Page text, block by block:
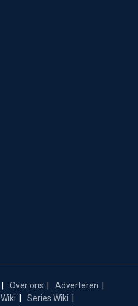
Over ons
Adverteren
Series Wiki